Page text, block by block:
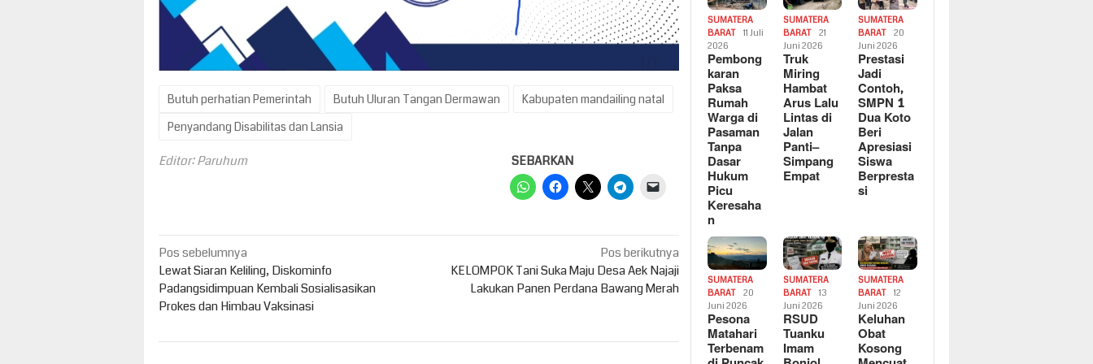
Butuh perhatian Pemerintah Butuh Uluran Tangan Dermawan
Kabupaten mandailing natal
Penyandang Disabilitas dan Lansia
Editor: Paruhum SEBARKAN
Navigasi
pos
Pos sebelumnya
Lewat Siaran Keliling, Diskominfo
Padangsidimpuan Kembali Sosialisasikan
Prokes dan Himbau Vaksinasi
Pos berikutnya
KELOMPOK Tani Suka Maju Desa Aek Najaji
Lakukan Panen Perdana Bawang Merah
SUMATERA
BARAT
11 Juli
2026
Pembong
karan
Paksa
Rumah
Warga di
Pasaman
Tanpa
Dasar
Hukum
Picu
Keresaha
n
SUMATERA
BARAT
21
Juni 2026
Truk
Miring
Hambat
Arus Lalu
Lintas di
Jalan
Panti–
Simpang
Empat
SUMATERA
BARAT
20
Juni 2026
Prestasi
Jadi
Contoh,
SMPN 1
Dua Koto
Beri
Apresiasi
Siswa
Berpresta
si
SUMATERA
BARAT
20
Juni 2026
Pesona
Matahari
Terbenam
SUMATERA
BARAT
13
Juni 2026
RSUD
Tuanku
Imam
SUMATERA
BARAT
12
Juni 2026
Keluhan
Obat
Kosong